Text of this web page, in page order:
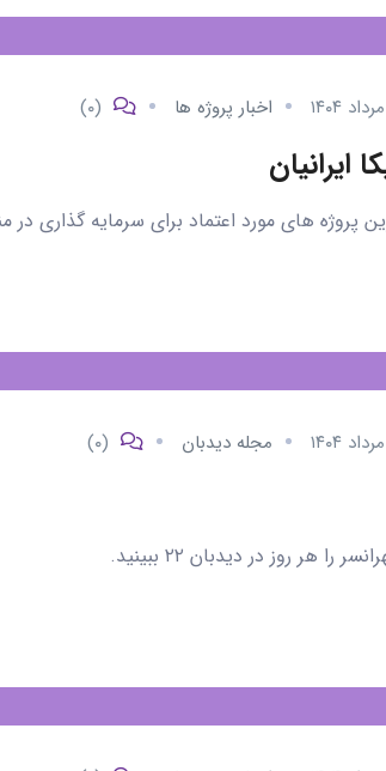
اخبار پروژه ها (۰)
ایرانیان
های مورد اعتماد برای سرمایه گذاری در منطقه ۲۱
مجله دیدبان (۰)
هر روز در دیدبان ۲۲ ببینید.